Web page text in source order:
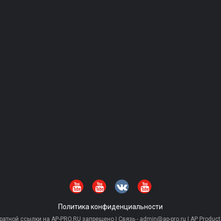
Политика конфиденциальности
ссылки на AP-PRO.RU запрещено | Связь - admin@ap-pro.ru | AP